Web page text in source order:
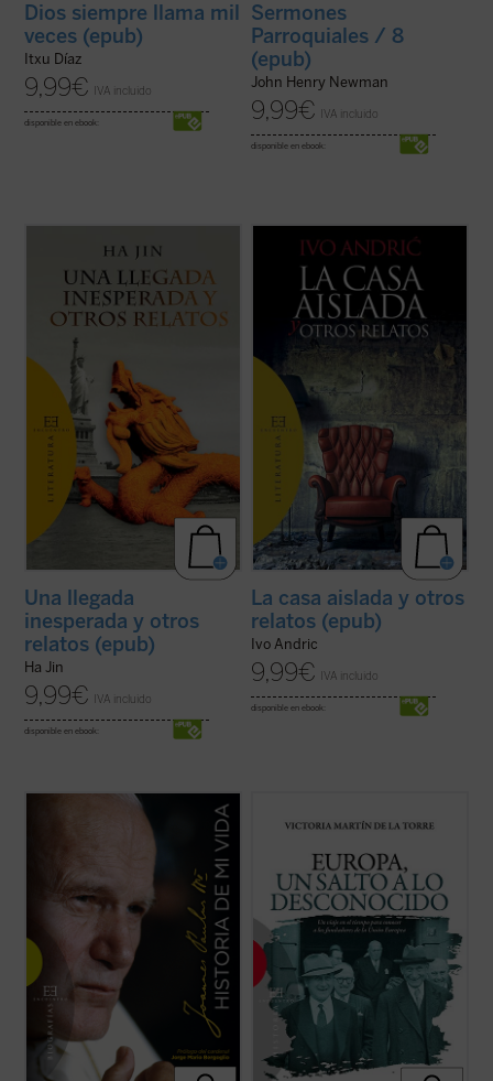
Dios siempre llama mil
veces (epub)
Itxu Díaz
9,99€ IVA incluido
disponible en ebook:
Sermones
Parroquiales / 8
(epub)
John Henry Newman
9,99€ IVA incluido
disponible en ebook:
ofrece por vez primera en español una
selección de trece cuentos de uno de los
más prestigiosos escritores de ficción en
lengua inglesa de nuestros días.
Haciendo gala de un estilo directo, ...(ver
Una llegada
inesperada y otros
relatos (epub)
Ha Jin
9,99€ IVA incluido
disponible en ebook:
(ver ficha)
La casa aislada y otros
relatos (epub)
Ivo Andric
9,99€ IVA incluido
disponible en ebook:
Una verdadera «autobiografía» del papa
Wojtyla formada a partir de las
confidencias personales que él mismo fue
revelando en cerca de 15.000 textos y
mundo durante sus 27 años de pontificado.
(ver ficha)
relato de no ficción recrea la década en la
Comunidades Europeas (1948-1957), a
través de algunos de los principales
protagonistas de la construcción europea
(ver ficha)